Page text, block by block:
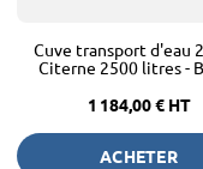
Cuve transport d'eau
Citerne 2500 litres -
1 184,00 € HT
ACHETER